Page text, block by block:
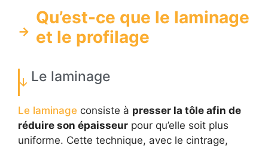
Qu’est-ce que le laminage
et le profilage
Le laminage
Le laminage consiste à presser la tôle afin de
réduire son épaisseur pour qu’elle soit plus
uniforme. Cette technique, avec le cintrage,